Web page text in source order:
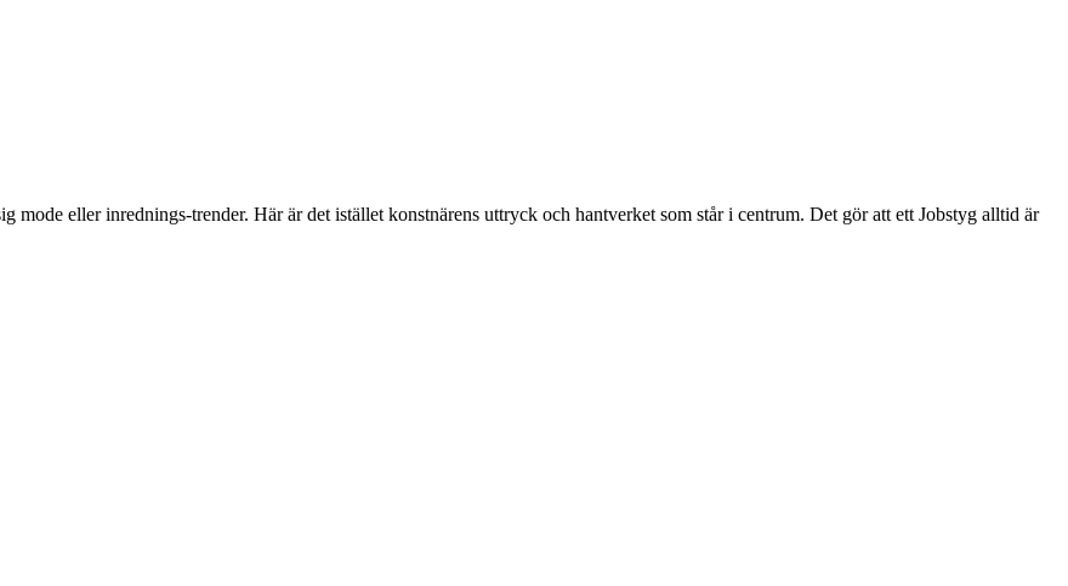
mode eller inrednings-trender. Här är det istället konstnärens uttryck och hantverket som står i centrum. Det gör att ett Jobstyg alltid är